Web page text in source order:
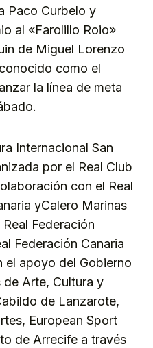
Paco Curbelo y
al «Farolillo Roio»
de Miguel Lorenzo
como el
la línea de meta
Internacional San
por el Real Club
con el Real
yCalero Marinas
Federación
Federación Canaria
el apoyo del Gobierno
de Arte, Cultura y
de Lanzarote,
European Sport
de Arrecife a través